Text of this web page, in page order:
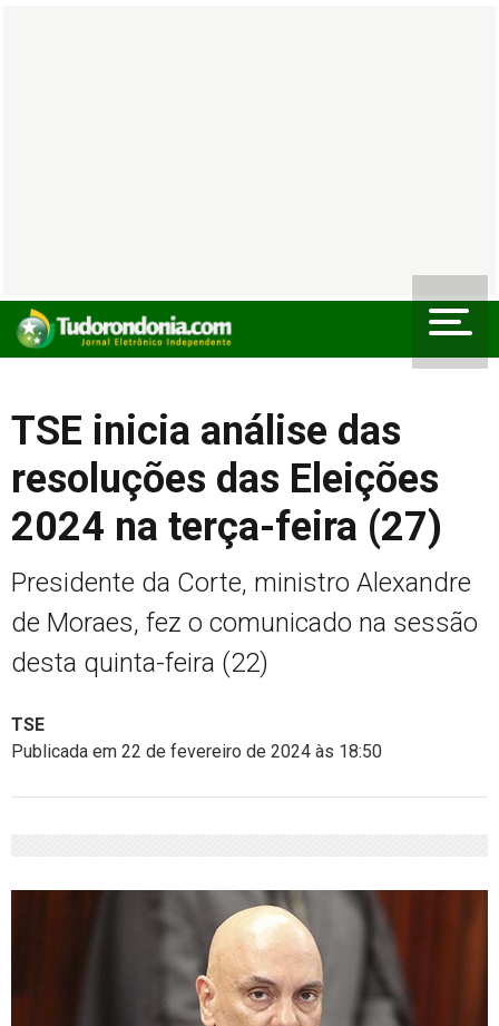
TSE inicia análise das
resoluções das Eleições
2024 na terça-feira (27)
Presidente da Corte, ministro Alexandre
de Moraes, fez o comunicado na sessão
desta quinta-feira (22)
TSE
Publicada em 22 de fevereiro de 2024 às 18:50